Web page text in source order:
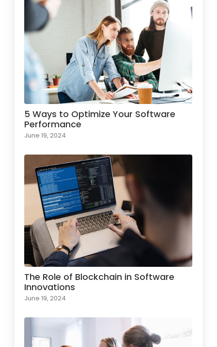
5 Ways to Optimize Your Software
Performance
June 19, 2024
The Role of Blockchain in Software
Innovations
June 19, 2024